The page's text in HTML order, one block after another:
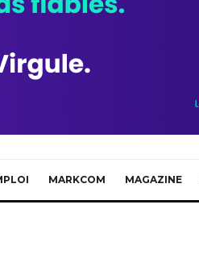
MARKCOM MAGAZINE